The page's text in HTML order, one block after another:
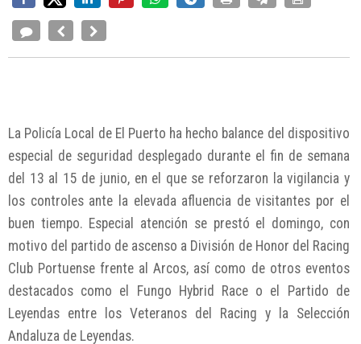
La Policía Local de El Puerto ha hecho balance del dispositivo
especial de seguridad desplegado durante el fin de semana
del 13 al 15 de junio, en el que se reforzaron la vigilancia y
los controles ante la elevada afluencia de visitantes por el
buen tiempo. Especial atención se prestó el domingo, con
motivo del partido de ascenso a División de Honor del Racing
Club Portuense frente al Arcos, así como de otros eventos
destacados como el Fungo Hybrid Race o el Partido de
Leyendas entre los Veteranos del Racing y la Selección
Andaluza de Leyendas.